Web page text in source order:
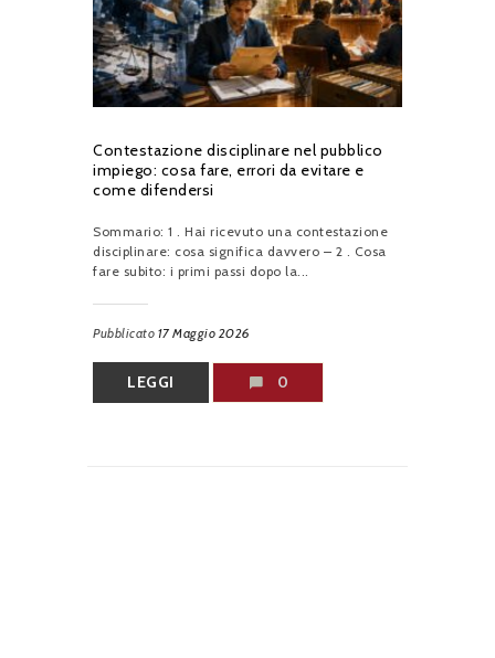
Contestazione disciplinare nel pubblico
impiego: cosa fare, errori da evitare e
come difendersi
Sommario: 1 . Hai ricevuto una contestazione
disciplinare: cosa significa davvero – 2 . Cosa
fare subito: i primi passi dopo la...
Pubblicato 17 Maggio 2026
LEGGI 0